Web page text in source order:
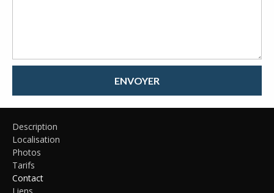
ENVOYER
Description
Localisation
Photos
Tarifs
Contact